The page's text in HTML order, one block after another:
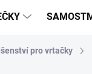
pro vrtačky